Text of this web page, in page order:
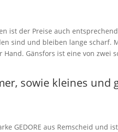
ist der Preise auch
sind und bleiben lange scharf.
Gänsfors ist eine von zwei
sowie kleines und
GEDORE aus Remscheid und